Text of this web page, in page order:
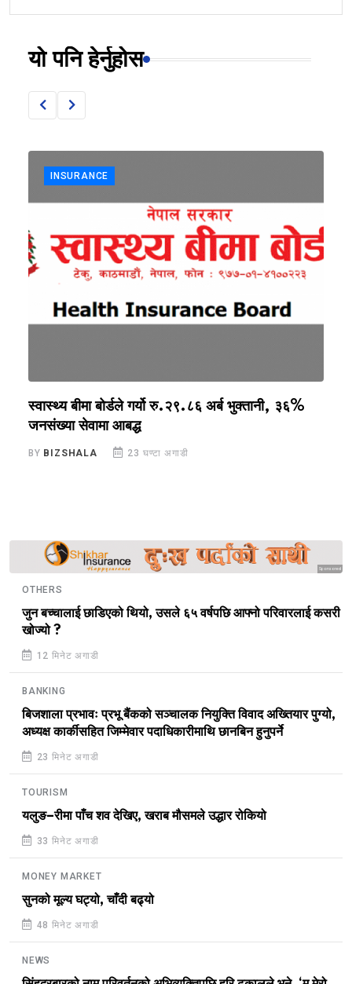
यो पनि हेर्नुहोस
INSURANCE
स्वास्थ्य बीमा बोर्डले गर्यो रु.२९.८६ अर्ब भुक्तानी, ३६%
जनसंख्या सेवामा आबद्ध
BY BIZSHALA 23 घण्टा अगाडी
Sponsored
OTHERS
जुन बच्चालाई छाडिएको थियो, उसले ६५ वर्षपछि आफ्नो परिवारलाई कसरी
खोज्यो ?
12 मिनेट अगाडी
BANKING
बिजशाला प्रभावः प्रभू बैंकको सञ्चालक नियुक्ति विवाद अख्तियार पुग्यो,
अध्यक्ष कार्कीसहित जिम्मेवार पदाधिकारीमाथि छानबिन हुनुपर्ने
23 मिनेट अगाडी
TOURISM
यलुङ–रीमा पाँच शव देखिए, खराब मौसमले उद्धार रोकियो
33 मिनेट अगाडी
MONEY MARKET
सुनको मूल्य घट्यो, चाँदी बढ्यो
48 मिनेट अगाडी
NEWS